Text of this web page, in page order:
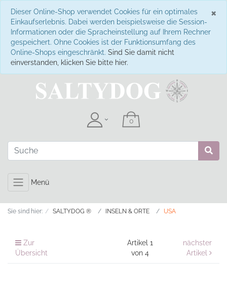
×
Dieser Online-Shop verwendet Cookies für ein optimales
Einkaufserlebnis. Dabei werden beispielsweise die Session-
Informationen oder die Spracheinstellung auf Ihrem Rechner
gespeichert. Ohne Cookies ist der Funktionsumfang des
Online-Shops eingeschränkt. Sind Sie damit nicht
einverstanden, klicken Sie bitte hier.
Menü
Sie sind hier: SALTYDOG ® INSELN & ORTE USA
Zur
Übersicht
Artikel 1
von 4
nächster
Artikel